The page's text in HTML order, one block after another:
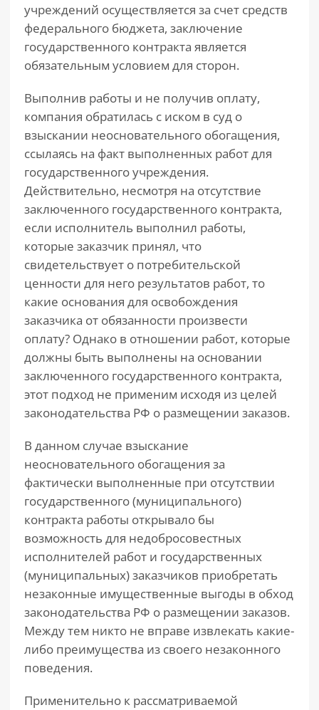
учреждений осуществляется за счет средств
федерального бюджета, заключение
государственного контракта является
обязательным условием для сторон.
Выполнив работы и не получив оплату,
компания обратилась с иском в суд о
взыскании неосновательного обогащения,
ссылаясь на факт выполненных работ для
государственного учреждения.
Действительно, несмотря на отсутствие
заключенного государственного контракта,
если исполнитель выполнил работы,
которые заказчик принял, что
свидетельствует о потребительской
ценности для него результатов работ, то
какие основания для освобождения
заказчика от обязанности произвести
оплату? Однако в отношении работ, которые
должны быть выполнены на основании
заключенного государственного контракта,
этот подход не применим исходя из целей
законодательства РФ о размещении заказов.
В данном случае взыскание
неосновательного обогащения за
фактически выполненные при отсутствии
государственного (муниципального)
контракта работы открывало бы
возможность для недобросовестных
исполнителей работ и государственных
(муниципальных) заказчиков приобретать
незаконные имущественные выгоды в обход
законодательства РФ о размещении заказов.
Между тем никто не вправе извлекать какие-
либо преимущества из своего незаконного
поведения.
Применительно к рассматриваемой